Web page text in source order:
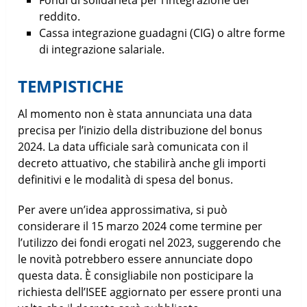
reddito.
Cassa integrazione guadagni (CIG) o altre forme
di integrazione salariale.
TEMPISTICHE
Al momento non è stata annunciata una data
precisa per l’inizio della distribuzione del bonus
2024. La data ufficiale sarà comunicata con il
decreto attuativo, che stabilirà anche gli importi
definitivi e le modalità di spesa del bonus.
Per avere un’idea approssimativa, si può
considerare il 15 marzo 2024 come termine per
l’utilizzo dei fondi erogati nel 2023, suggerendo che
le novità potrebbero essere annunciate dopo
questa data. È consigliabile non posticipare la
richiesta dell’ISEE aggiornato per essere pronti una